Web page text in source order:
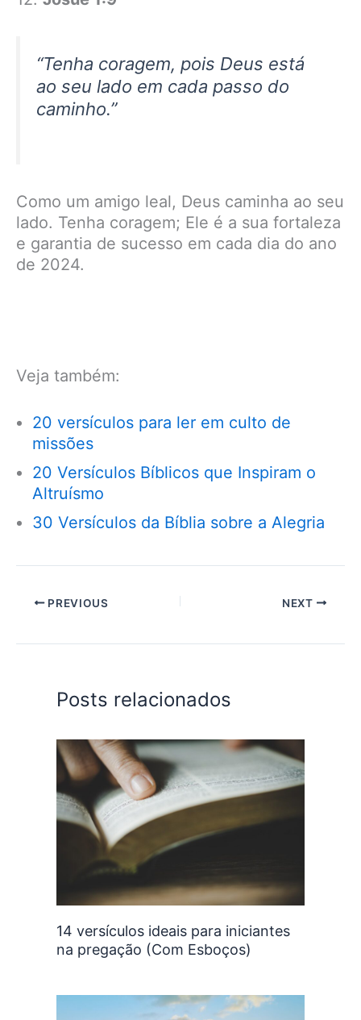
“Tenha coragem, pois Deus está
ao seu lado em cada passo do
caminho.”
Como um amigo leal, Deus caminha ao seu
lado. Tenha coragem; Ele é a sua fortaleza
e garantia de sucesso em cada dia do ano
de 2024.
Veja também:
20 versículos para ler em culto de
missões
20 Versículos Bíblicos que Inspiram o
Altruísmo
30 Versículos da Bíblia sobre a Alegria
PREVIOUS NEXT
Posts relacionados
14 versículos ideais para iniciantes
na pregação (Com Esboços)